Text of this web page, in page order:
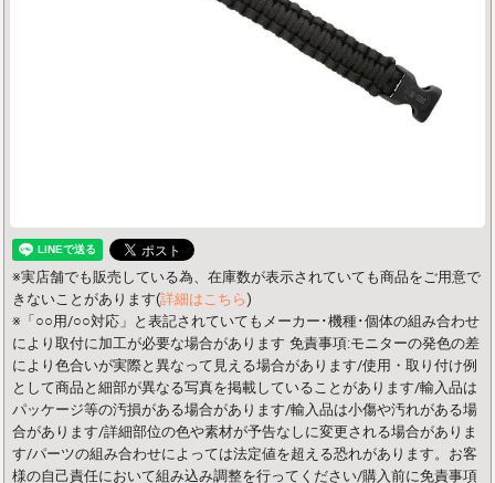
※実店舗でも販売している為、在庫数が表示されていても商品をご用意で
きないことがあります(詳細はこちら)
※「○○用/○○対応」と表記されていてもメーカー･機種･個体の組み合わせ
により取付に加工が必要な場合があります 免責事項:モニターの発色の差
により色合いが実際と異なって見える場合があります/使用・取り付け例
として商品と細部が異なる写真を掲載していることがあります/輸入品は
パッケージ等の汚損がある場合があります/輸入品は小傷や汚れがある場
合があります/詳細部位の色や素材が予告なしに変更される場合がありま
す/パーツの組み合わせによっては法定値を超える恐れがあります。お客
様の自己責任において組み込み調整を行ってください/購入前に免責事項